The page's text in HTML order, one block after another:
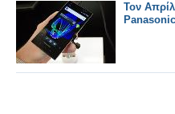
Τον